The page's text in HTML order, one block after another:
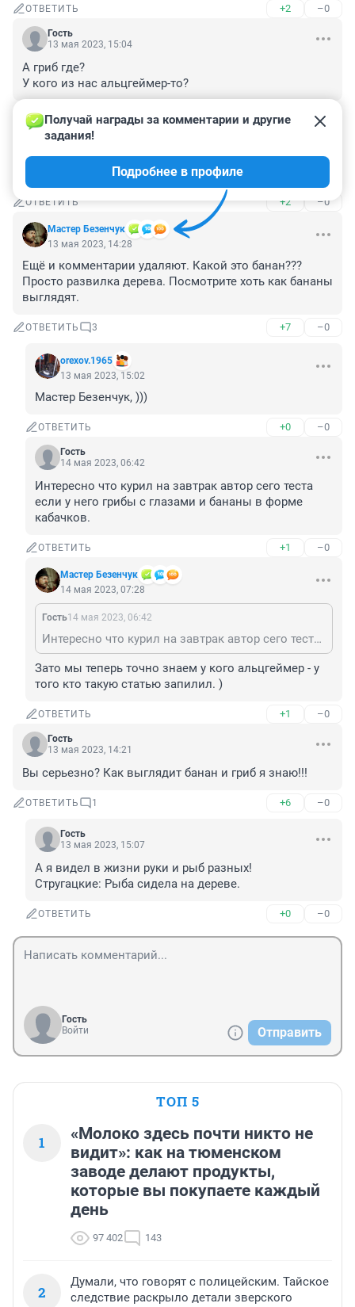
ОТВЕТИТЬ +2 –0
Гость
13 мая 2023, 15:04
А гриб где?
У кого из нас альцгеймер-то?
ОТВЕТИТЬ –0
Гость
Нас всех в одну позу поставтли и нервы мотают.
ОТВЕТИТЬ +2 –0
Мастер Безенчук
Получай награды за комментарии и другие
задания!
Подробнее в профиле
13 мая 2023, 14:28
Ещё и комментарии удаляют. Какой это банан???
Просто развилка дерева. Посмотрите хоть как бананы
выглядят.
ОТВЕТИТЬ 3 +7 –0
orexov.1965
13 мая 2023, 15:02
Мастер Безенчук, )))
ОТВЕТИТЬ +0 –0
Гость
14 мая 2023, 06:42
Интересно что курил на завтрак автор сего теста
если у него грибы с глазами и бананы в форме
кабачков.
ОТВЕТИТЬ +1 –0
Мастер Безенчук
14 мая 2023, 07:28
Гость14 мая 2023, 06:42
Интересно что курил на завтрак автор сего теста если у него грибы с глазами и бананы в форме кабачков.
Зато мы теперь точно знаем у кого альцгеймер - у
того кто такую статью запилил. )
ОТВЕТИТЬ +1 –0
Гость
13 мая 2023, 14:21
Вы серьезно? Как выглядит банан и гриб я знаю!!!
ОТВЕТИТЬ 1 +6 –0
Гость
13 мая 2023, 15:07
А я видел в жизни руки и рыб разных!
Стругацкие: Рыба сидела на дереве.
ОТВЕТИТЬ +0 –0
Гость
Войти
Отправить
ТОП 5
1
«Молоко здесь почти никто не
видит»: как на тюменском
заводе делают продукты,
которые вы покупаете каждый
день
97 402 143
2
Думали, что говорят с полицейским. Тайское
следствие раскрыло детали зверского